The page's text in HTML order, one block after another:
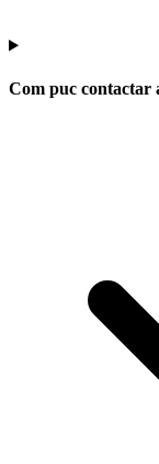
Com puc contactar